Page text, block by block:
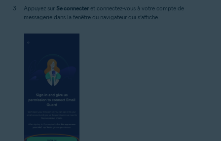
Appuyez sur Se connecter et connectez-vous à votre compte de
messagerie dans la fenêtre du navigateur qui s’affiche.